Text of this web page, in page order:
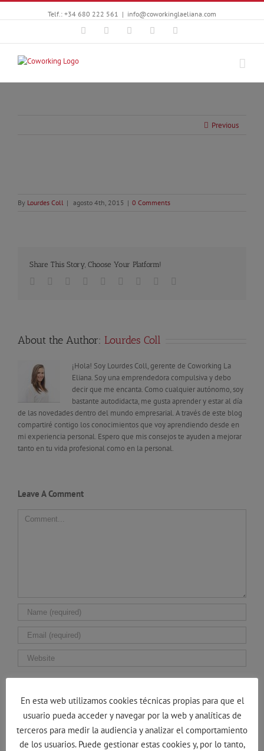
Telf.: +34 680 222 561 | info@coworkinglaeliana.com
FacebookTwitterYouTubeInstagramGoogle+
Previous
By Lourdes Coll | agosto 4th, 2015 | 0 Comments
Share This Story, Choose Your Platform!
Facebook
TwitterLinkedin
Reddit TumblrGoogle+Pinterest
About the Author: Lourdes Coll
¡Hola! Soy Lourdes Coll, gerente de Coworking La
Eliana. Soy una emprendedora compulsiva y debo
decir que me encanta. Como cualquier autónomo, soy
bastante autodidacta, me gusta aprender y estar al día
de las novedades dentro del mundo empresarial. A través de este blog
compartiré contigo los conocimientos que voy aprendiendo desde en
mi experiencia personal. Espero que mis consejos te ayuden a mejorar
tanto en tu vida profesional como en la personal.
Leave A Comment
Comment
este navegador para la próxima vez que comente.
En esta web utilizamos cookies técnicas propias para que el
usuario pueda acceder y navegar por la web y analíticas de
terceros para medir la audiencia y analizar el comportamiento
de los usuarios. Puede gestionar estas cookies y, por lo tanto,